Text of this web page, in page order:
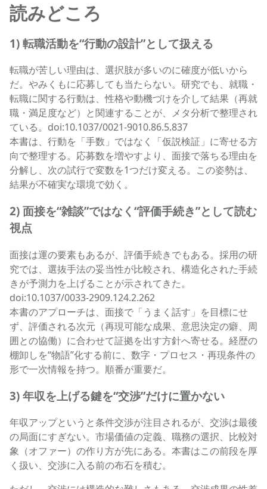
読みどころ
1) 転職活動を“行動の設計”として扱える
転職が苦しい理由は、選択肢が多いのに確度が低いから
だ。やみくもに応募しても当たらない。研究でも、就職・
転職に関する行動は、性格や動機づけを介して結果（再就
職・満足度など）と関連することが、メタ分析で整理され
ている。doi:10.1037/0021-9010.86.5.837
本書は、行動を「手数」ではなく「仮説検証」に寄せる方
向で整理する。応募数を増やすより、面接で落ちる理由を
分解し、次の試行で変数を1つだけ変える。この姿勢は、
結果が不確実な環境で効く。
2) 面接を“雑談”ではなく“評価手続き”として読む
視点
面接は運の要素もあるが、評価手続きでもある。採用の研
究では、選抜手法の妥当性が比較され、構造化された手続
きが予測力を上げることが示されてきた。
doi:10.1037/0033-2909.124.2.262
本書のアプローチは、面接で「うまく話す」を目標にせ
ず、評価される次元（再現可能な成果、意思決定の癖、周
囲との協働）に合わせて証拠を出す方針へ寄せる。経歴の
棚卸しを“物語”化する前に、数字・プロセス・再現条件の
形で一次情報を持つ。順番が重要だ。
3) 年収を上げる鍵を“交渉”だけに置かない
年収アップというと条件交渉が注目されるが、交渉は最後
の局面にすぎない。市場価値の定義、職務の選択、比較対
象（オファー）の作り方が先にある。本書はこの前段を厚
く扱い、交渉に入る前の布石を積む。